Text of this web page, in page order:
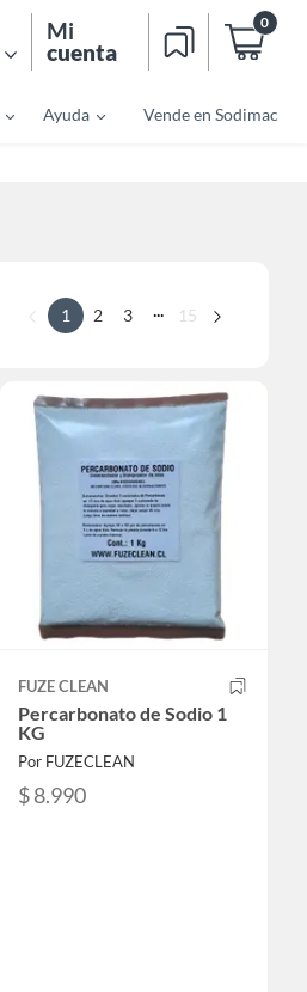
Mi
cuenta
0
Ayuda Vende en Sodimac
1 2 3 ... 15
FUZE CLEAN
Percarbonato de Sodio 1
KG
Por FUZECLEAN
$ 8.990